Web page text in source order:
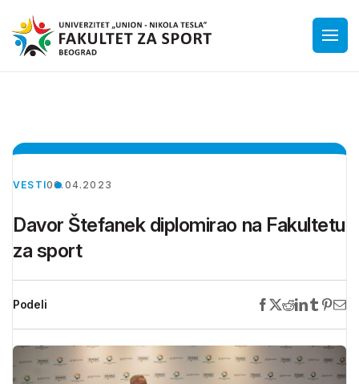
VESTI06.04.2023
Davor Štefanek diplomirao na Fakultetu
za sport
Podeli